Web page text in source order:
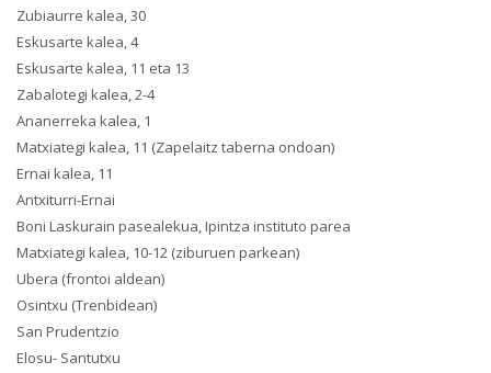
Zubiaurre kalea, 30
Eskusarte kalea, 4
Eskusarte kalea, 11 eta 13
Zabalotegi kalea, 2-4
Ananerreka kalea, 1
Matxiategi kalea, 11 (Zapelaitz taberna ondoan)
Ernai kalea, 11
Antxiturri-Ernai
Boni Laskurain pasealekua, Ipintza instituto parea
Matxiategi kalea, 10-12 (ziburuen parkean)
Ubera (frontoi aldean)
Osintxu (Trenbidean)
San Prudentzio
Elosu- Santutxu